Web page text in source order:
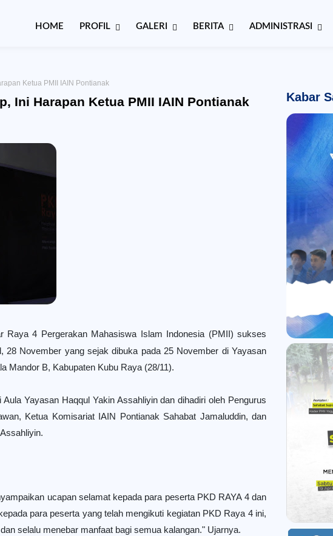
HOME PROFIL GALERI BERITA ADMINISTRASI
Ketua PMII IAIN Pontianak
Ini Harapan Ketua PMII IAIN Pontianak
Raya 4 Pergerakan Mahasiswa Islam Indonesia (PMII) sukses
28 November yang sejak dibuka pada 25 November di Yayasan
Mandor B, Kabupaten Kubu Raya (28/11).
Yayasan Haqqul Yakin Assahliyin dan dihadiri oleh Pengurus
Ketua Komisariat IAIN Pontianak Sahabat Jamaluddin, dan
ucapan selamat kepada para peserta PKD RAYA 4 dan
para peserta yang telah mengikuti kegiatan PKD Raya 4 ini,
selalu menebar manfaat bagi semua kalangan." Ujarnya.
Kabar